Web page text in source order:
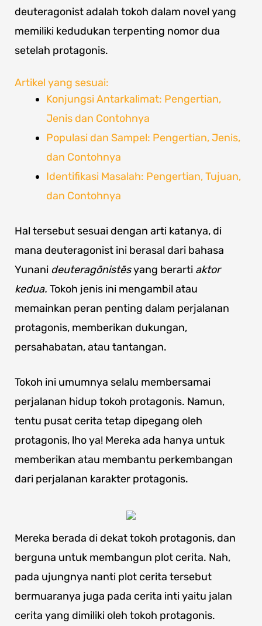
deuteragonist adalah tokoh dalam novel yang
memiliki kedudukan terpenting nomor dua
setelah protagonis.
Artikel yang sesuai:
Konjungsi Antarkalimat: Pengertian,
Jenis dan Contohnya
Populasi dan Sampel: Pengertian, Jenis,
dan Contohnya
Identifikasi Masalah: Pengertian, Tujuan,
dan Contohnya
Hal tersebut sesuai dengan arti katanya, di
mana deuteragonist ini berasal dari bahasa
Yunani deuteragōnistēsyang berarti aktor
kedua. Tokoh jenis ini mengambil atau
memainkan peran penting dalam perjalanan
protagonis, memberikan dukungan,
persahabatan, atau tantangan.
Tokoh ini umumnya selalu membersamai
perjalanan hidup tokoh protagonis. Namun,
tentu pusat cerita tetap dipegang oleh
protagonis, lho ya! Mereka ada hanya untuk
memberikan atau membantu perkembangan
dari perjalanan karakter protagonis.
Mereka berada di dekat tokoh protagonis, dan
berguna untuk membangun plot cerita. Nah,
pada ujungnya nanti plot cerita tersebut
bermuaranya juga pada cerita inti yaitu jalan
cerita yang dimiliki oleh tokoh protagonis.